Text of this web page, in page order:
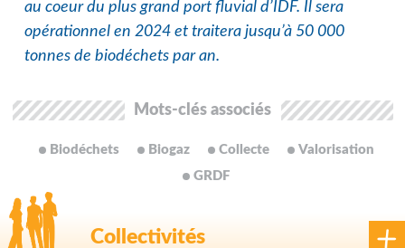
au coeur du plus grand port fluvial d’IDF. Il sera
opérationnel en 2024 et traitera jusqu’à 50 000
tonnes de biodéchets par an.
Mots-clés associés
Biodéchets Biogaz Collecte
Valorisation
GRDF
Collectivités